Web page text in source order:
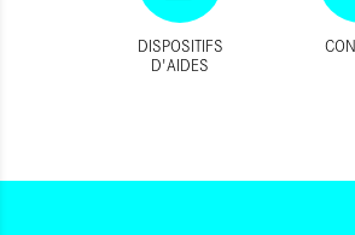
DISPOSITIFS
D'AIDES